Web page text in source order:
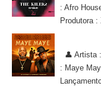
: Afro
Produtora :
👤 Artista
: Maye